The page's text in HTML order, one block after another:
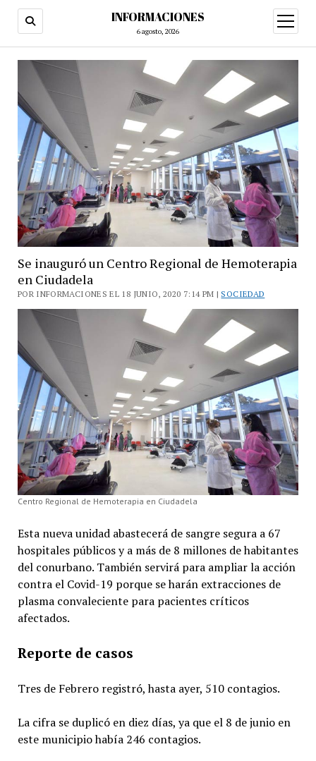
INFORMACIONES
6 agosto, 2026
abrir
menú
Se inauguró un Centro Regional de Hemoterapia
en Ciudadela
POR INFORMACIONES EL 18 JUNIO, 2020 7:14 PM | SOCIEDAD
Centro Regional de Hemoterapia en Ciudadela
Esta nueva unidad abastecerá de sangre segura a 67
hospitales públicos y a más de 8 millones de habitantes
del conurbano. También servirá para ampliar la acción
contra el Covid-19 porque se harán extracciones de
plasma convaleciente para pacientes críticos
afectados.
Reporte de casos
Tres de Febrero registró, hasta ayer, 510 contagios.
La cifra se duplicó en diez días, ya que el 8 de junio en
este municipio había 246 contagios.